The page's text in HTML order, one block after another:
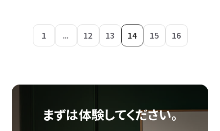
1 ... 12 13 14 15 16
まずは体験してください。